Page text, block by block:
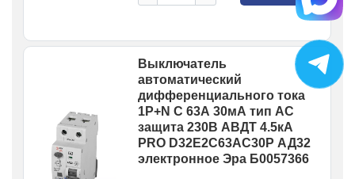
Выключатель
автоматический
дифференциального тока
1P+N C 63А 30мА тип AC
защита 230В АВДТ 4.5кА
PRO D32E2C63AC30P АД32
электронное Эра Б0057366